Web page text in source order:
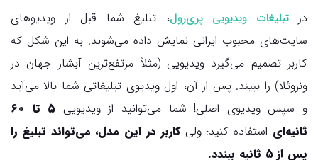
درتبلیغات ویدیویی پری‌رول، تبلیغ شما قبل از ویدیوهای
سایت‌های محبوب ایرانی نمایش داده می‌شوند. به این شکل که
کاربر تصمیم می‌گیرد ویدیویی (مثلاً مرتفع‌ترین آبشار جهان در
ونزوئلا) را ببیند. پس از آن، اول ویدیوی تبلیغاتی شما بالا می‌آید
و سپس ویدیوی اصلی! شما می‌توانید از ویدیویی
۵ تا ۶۰
ثانیه‌ای استفاده کنید؛ ولیکاربر در این مدل، می‌تواند تبلیغ را
پس از ۵ ثانیه ببندد.